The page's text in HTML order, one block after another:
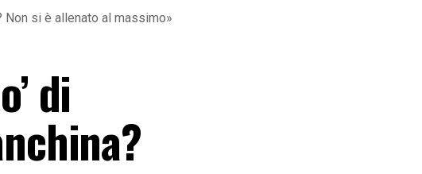
Non si è allenato al massimo»
di